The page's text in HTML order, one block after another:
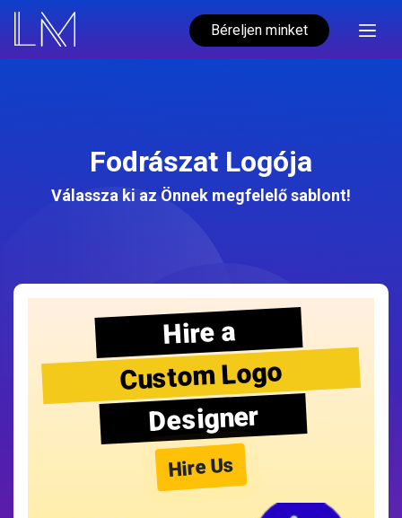
Béreljen minket
Fodrászat Logója
Válassza ki az Önnek megfelelő sablont!
Hire a
Custom Logo
Designer
Hire Us